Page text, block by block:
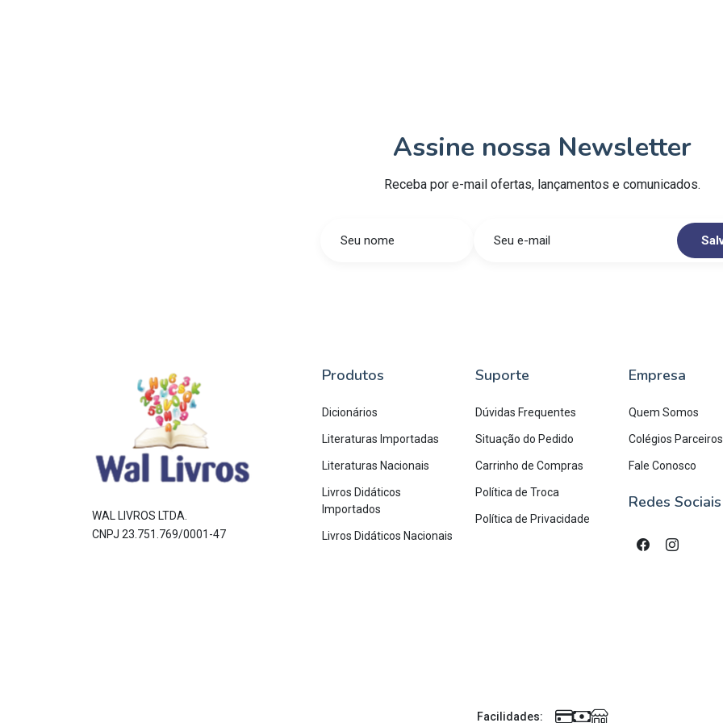
Assine nossa Newsletter
Receba por e-mail ofertas, lançamentos e comunicados.
WAL LIVROS LTDA.
CNPJ 23.751.769/0001-47
Produtos
Dicionários
Literaturas Importadas
Literaturas Nacionais
Livros Didáticos
Importados
Livros Didáticos Nacionais
Suporte
Dúvidas Frequentes
Situação do Pedido
Carrinho de Compras
Política de Troca
Política de Privacidade
Empresa
Quem Somos
Colégios Parceiros
Fale Conosco
Redes Sociais
Facilidades: